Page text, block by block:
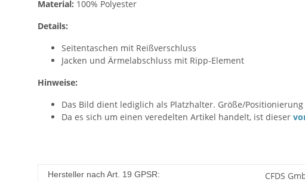
Material: 100% Polyester
Details:
Seitentaschen mit Reißverschluss
Jacken und Ärmelabschluss mit Ripp-Element
Hinweise:
Das Bild dient lediglich als Platzhalter. Größe/
Da es sich um einen veredelten Artikel handelt, ist dieser
Hersteller nach Art. 19 GPSR: CFDS